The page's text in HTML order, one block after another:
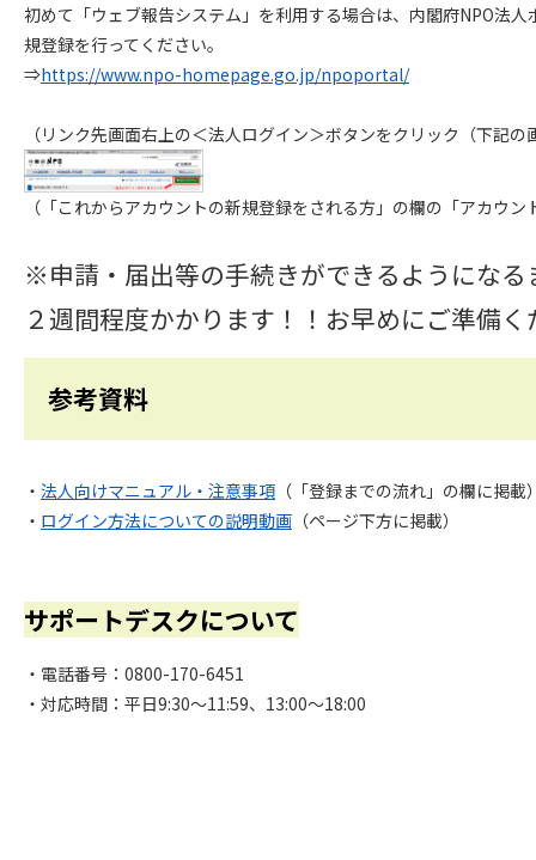
初めて「ウェブ報告システム」を利用する場合は、内閣府NPO法
規登録を行ってください。
⇒https://www.npo-homepage.go.jp/npoportal/
（リンク先画面右上の＜法人ログイン＞ボタンをクリック（下記の
（「これからアカウントの新規登録をされる方」の欄の「アカウ
※申請・届出等の手続きができるようにな
２週間程度かかります！！お早めにご準備く
参考資料
・ 法人向けマニュアル・注意事項 （「登録までの流れ」の欄に掲載
・ ログイン方法についての説明動画 （ページ下方に掲載）
サポートデスクについて
・電話番号：0800-170-6451
・対応時間：平日9:30～11:59、13:00～18:00